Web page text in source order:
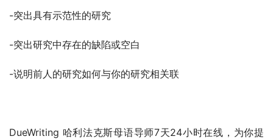
-突出具有示范性的研究
-突出研究中存在的缺陷或空白
-说明前人的研究如何与你的研究相关联
DueWriting 哈利法克斯母语导师7天24小时在线，为你提